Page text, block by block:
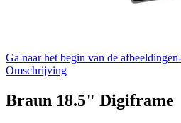
Ga naar het begin van de
Omschrijving
Braun 18.5" Digiframe